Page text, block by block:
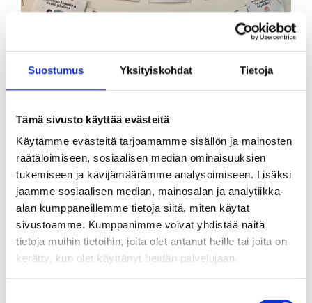
Suostumus Yksityiskohdat Tietoja
Tämä sivusto käyttää evästeitä
Käytämme evästeitä tarjoamamme sisällön ja mainosten
räätälöimiseen, sosiaalisen median ominaisuuksien
tukemiseen ja kävijämäärämme analysoimiseen. Lisäksi
jaamme sosiaalisen median, mainosalan ja analytiikka-
alan kumppaneillemme tietoja siitä, miten käytät
sivustoamme. Kumppanimme voivat yhdistää näitä
tietoja muihin tietoihin, joita olet antanut heille tai joita on
kerätty, kun olet käyttänyt heidän palvelujaan.
Taksvärkki ry osallistui Educa 2023 -
tapahtumaan Fingo ry:n kansalaisvaikuttamisen
torilla. …